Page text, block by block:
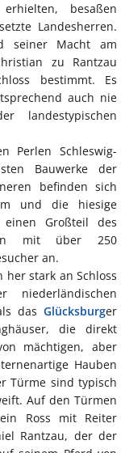
besaßen
Landesherren.
seiner Macht am
zu Rantzau
bestimmt. Es
auch nie
landestypischen
Perlen Schleswig-
Bauwerke der
befinden sich
und die hiesige
einen Großteil des
mit über 250
an.
her stark an Schloss
das Glücksburger
die direkt
mächtigen, aber
Hauben
Türme sind typisch
Auf den Türmen
Ross mit Reiter
Rantzau, der der